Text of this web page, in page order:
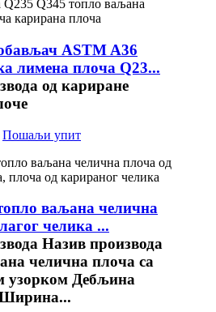
ASTM A36
лимена плоча Q23...
од кариране
Пошаљи упит
ваљана челична
челика ...
Назив производа
челична плоча са
узорком Дебљина